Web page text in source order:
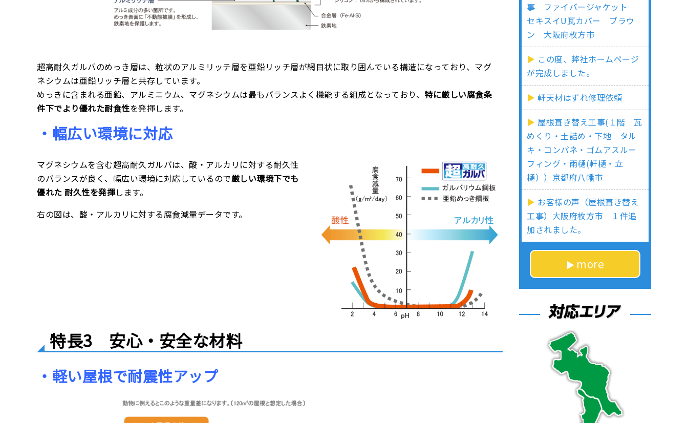
超高耐久ガルバのめっき層は、粒状のアルミリッチ層を亜鉛リッチ層が網目状に取り囲んでいる構造になっており、マグ
ネシウムは亜鉛リッチ層と共存しています。
めっきに含まれる亜鉛、アルミニウム、マグネシウムは最もバランスよく機能する組成となっており、 特に厳しい腐食条
件下でより優れた耐食性を発揮します。
・幅広い環境に対応
マグネシウムを含む超高耐久ガルバは、酸・アルカリに対する耐久性
のバランスが良く、幅広い環境に対応しているので厳しい環境下でも
優れた 耐久性を発揮します。
右の図は、酸・アルカリに対する腐食減量データです。
特長3 安心・安全な材料
・軽い屋根で耐震性アップ
事 ファイバージャケット
セキスイU瓦カバー ブラウ
ン 大阪府枚方市
この度、弊社ホームページ
が完成しました。
軒天材はずれ修理依頼
屋根葺き替え工事(１階 瓦
めくり・土詰め・下地 タル
キ・コンパネ・ゴムアスルー
フィング・雨樋(軒樋・立
樋））京都府八幡市
お客様の声（屋根葺き替え
工事）大阪府枚方市 １件追
加されました。
more